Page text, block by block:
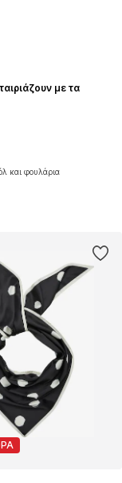
με τα
και φουλάρια